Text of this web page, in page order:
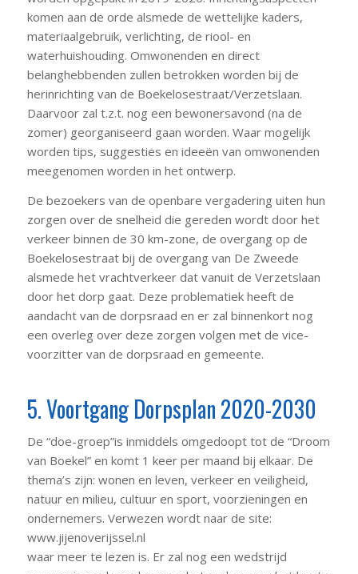
komen aan de orde alsmede de wettelijke kaders,
materiaalgebruik, verlichting, de riool- en
waterhuishouding. Omwonenden en direct
belanghebbenden zullen betrokken worden bij de
herinrichting van de Boekelosestraat/Verzetslaan.
Daarvoor zal t.z.t. nog een bewonersavond (na de
zomer) georganiseerd gaan worden. Waar mogelijk
worden tips, suggesties en ideeën van omwonenden
meegenomen worden in het ontwerp.
De bezoekers van de openbare vergadering uiten hun
zorgen over de snelheid die gereden wordt door het
verkeer binnen de 30 km-zone, de overgang op de
Boekelosestraat bij de overgang van De Zweede
alsmede het vrachtverkeer dat vanuit de Verzetslaan
door het dorp gaat. Deze problematiek heeft de
aandacht van de dorpsraad en er zal binnenkort nog
een overleg over deze zorgen volgen met de vice-
voorzitter van de dorpsraad en gemeente.
5. Voortgang Dorpsplan 2020-2030
De “doe-groep”is inmiddels omgedoopt tot de “Droom
van Boekel” en komt 1 keer per maand bij elkaar. De
thema’s zijn: wonen en leven, verkeer en veiligheid,
natuur en milieu, cultuur en sport, voorzieningen en
ondernemers. Verwezen wordt naar de site:
www.jijenoverijssel.nl
waar meer te lezen is. Er zal nog een wedstrijd